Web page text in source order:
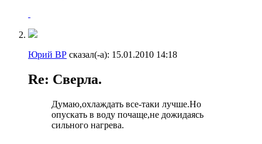
Юрий ВР сказал(-а): 15.01.2010 14:18
Re: Сверла.
Думаю,охлаждать все-таки лучше.Но
опускать в воду почаще,не дожидаясь
сильного нагрева.